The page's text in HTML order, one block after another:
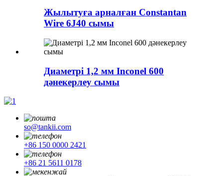
Жылытуға арналған Constantan
Wire 6J40 сымы
Диаметрі 1,2 мм Inconel 600
дәнекерлеу сымы
so@tankii.com
+86 150 0000 2421
+86 21 5611 0178